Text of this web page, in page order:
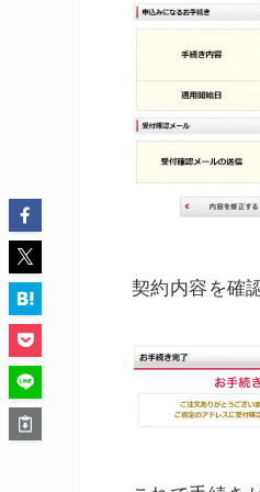
契約内容を確